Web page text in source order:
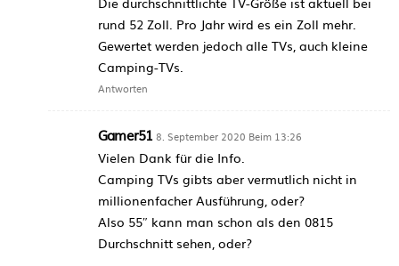
rund 52 Zoll. Pro Jahr wird es ein Zoll mehr.
Gewertet werden jedoch alle TVs, auch kleine
Camping-TVs.
Antworten
Gamer51 8. September 2020 Beim 13:26
Vielen Dank für die Info.
Camping TVs gibts aber vermutlich nicht in
millionenfacher Ausführung, oder?
Also 55″ kann man schon als den 0815
Durchschnitt sehen, oder?